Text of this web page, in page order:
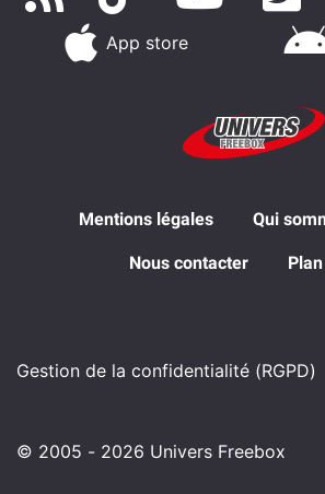
App store
Mentions légales Qui
Nous contacter
Gestion de la confidentialité (RGPD)
© 2005 - 2026 Univers Freebox